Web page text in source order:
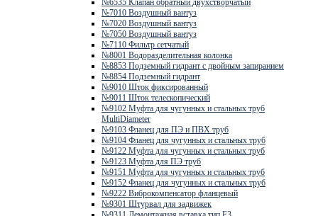
№6535 Клапан обратный двухстворчатый
№7010 Воздушный вантуз
№7020 Воздушный вантуз
№7050 Воздушный вантуз
№7110 Фильтр сетчатый
№8001 Водоразделительная колонка
№8853 Подземный гидрант с двойным запиранием
№8854 Подземный гидрант
№9010 Шток фиксированный
№9011 Шток телескопический
№9102 Муфта для чугунных и стальных труб
MultiDiameter
№9103 Фланец для ПЭ и ПВХ труб
№9104 Фланец для чугунных и стальных труб
№9122 Муфта для чугунных и стальных труб
№9123 Муфта для ПЭ труб
№9151 Муфта для чугунных и стальных труб
№9152 Фланец для чугунных и стальных труб
№9222 Виброкомпенсатор фланцевый
№9301 Штурвал для задвижек